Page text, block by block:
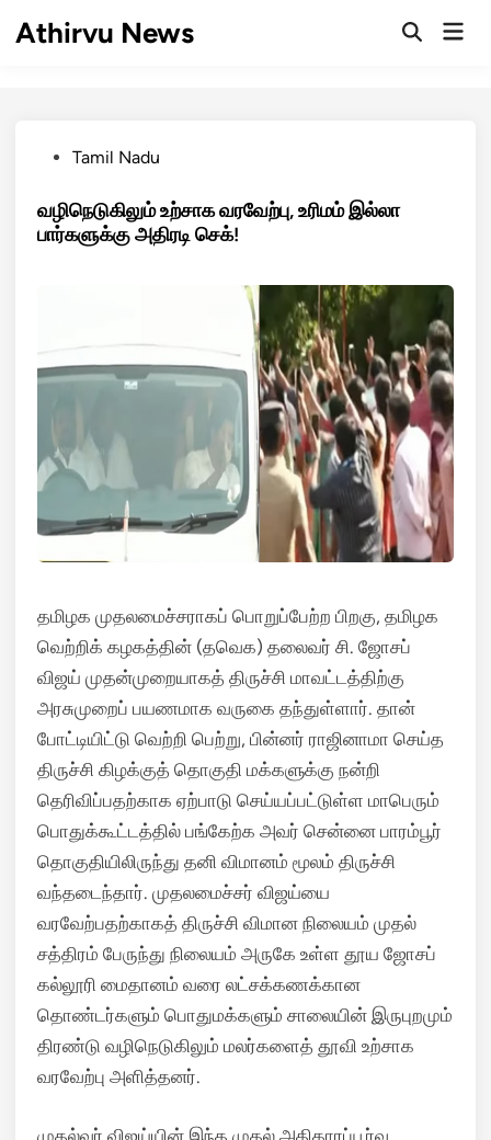
Athirvu News
OpenMain
PostedTamil Nadu
வழிநெடுகிலும் உற்சாக வரவேற்பு, உரிமம் இல்லா
பார்களுக்கு அதிரடி செக்!
தமிழக முதலமைச்சராகப் பொறுப்பேற்ற பிறகு, தமிழக
வெற்றிக் கழகத்தின் (தவெக) தலைவர் சி. ஜோசப்
விஜய் முதன்முறையாகத் திருச்சி மாவட்டத்திற்கு
அரசுமுறைப் பயணமாக வருகை தந்துள்ளார். தான்
போட்டியிட்டு வெற்றி பெற்று, பின்னர் ராஜினாமா செய்த
திருச்சி கிழக்குத் தொகுதி மக்களுக்கு நன்றி
தெரிவிப்பதற்காக ஏற்பாடு செய்யப்பட்டுள்ள மாபெரும்
பொதுக்கூட்டத்தில் பங்கேற்க அவர் சென்னை பாரம்பூர்
தொகுதியிலிருந்து தனி விமானம் மூலம் திருச்சி
வந்தடைந்தார். முதலமைச்சர் விஜய்யை
வரவேற்பதற்காகத் திருச்சி விமான நிலையம் முதல்
சத்திரம் பேருந்து நிலையம் அருகே உள்ள தூய ஜோசப்
கல்லூரி மைதானம் வரை லட்சக்கணக்கான
தொண்டர்களும் பொதுமக்களும் சாலையின் இருபுறமும்
திரண்டு வழிநெடுகிலும் மலர்களைத் தூவி உற்சாக
வரவேற்பு அளித்தனர்.
முதல்வர் விஜய்யின் இந்த முதல் அதிகாரப்பூர்வ